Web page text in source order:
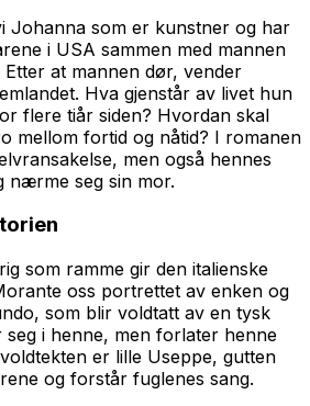
Johanna som er kunstner og har
i USA sammen med mannen
at mannen dør, vender
Hva gjenstår av livet hun
flere tiår siden? Hvordan skal
mellom fortid og nåtid? I romanen
men også hennes
nærme seg sin mor.
som ramme gir den italienske
oss portrettet av enken og
som blir voldtatt av en tysk
i henne, men forlater henne
er lille Useppe, gutten
og forstår fuglenes sang.